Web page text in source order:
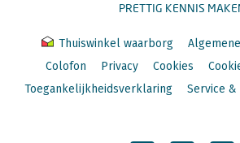
PRETTIG KENNIS
Thuiswinkel waarborg
Colofon
Privacy Cookies
Toegankelijkheidsverklaring
Service &